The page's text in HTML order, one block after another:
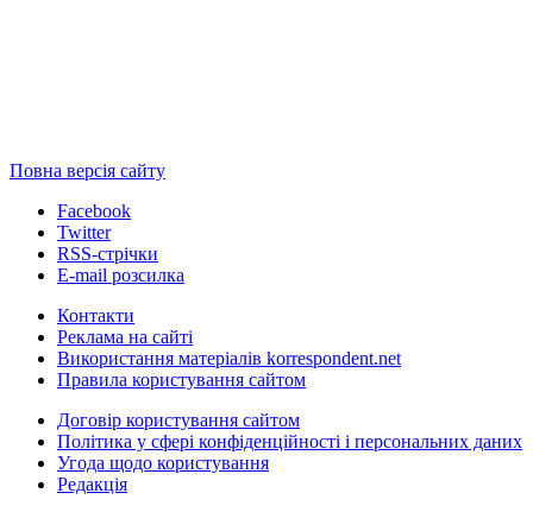
Повна версія сайту
Facebook
Twitter
RSS-стрічки
E-mail розсилка
Контакти
Реклама на сайті
Використання матеріалів korrespondent.net
Правила користування сайтом
Договір користування сайтом
Політика у сфері конфіденційності і персональних даних
Угода щодо користування
Редакція